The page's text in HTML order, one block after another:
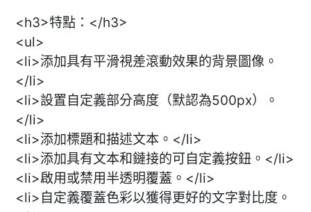
<h3>特點：</h3>
<ul>
<li>添加具有平滑視差滾動效果的背景圖像。
</li>
<li>設置自定義部分高度（默認為500px）。
</li>
<li>添加標題和描述文本。</li>
<li>添加具有文本和鏈接的可自定義按鈕。</li>
<li>啟用或禁用半透明覆蓋。</li>
<li>自定義覆蓋色彩以獲得更好的文字對比度。